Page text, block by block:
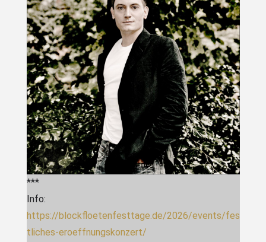
***
Info:
https://blockfloetenfesttage.de/2026/events/fes
tliches-eroeffnungskonzert/